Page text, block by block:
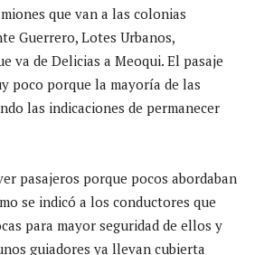
que van a las colonias
Guerrero, Lotes Urbanos,
va de Delicias a Meoqui. El pasaje
poco porque la mayoría de las
las indicaciones de permanecer
pasajeros porque pocos abordaban
se indicó a los conductores que
para mayor seguridad de ellos y
guiadores ya llevan cubierta